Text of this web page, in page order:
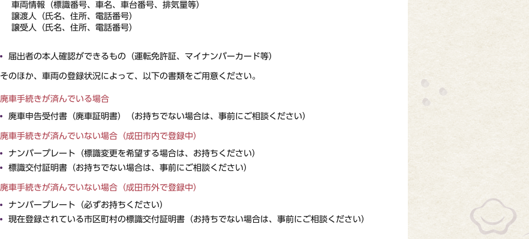
車両情報（標識番号、車名、車台番号、排気量等）
譲渡人（氏名、住所、電話番号）
譲受人（氏名、住所、電話番号）
届出者の本人確認ができるもの（運転免許証、マイナンバーカード等）
そのほか、車両の登録状況によって、以下の書類をご用意ください。
廃車手続きが済んでいる場合
廃車申告受付書（廃車証明書）（お持ちでない場合は、事前にご相談ください）
廃車手続きが済んでいない場合（成田市内で登録中）
ナンバープレート（標識変更を希望する場合は、お持ちください）
標識交付証明書（お持ちでない場合は、事前にご相談ください）
廃車手続きが済んでいない場合（成田市外で登録中）
ナンバープレート（必ずお持ちください）
現在登録されている市区町村の標識交付証明書（お持ちでない場合は、事前にご相談ください）